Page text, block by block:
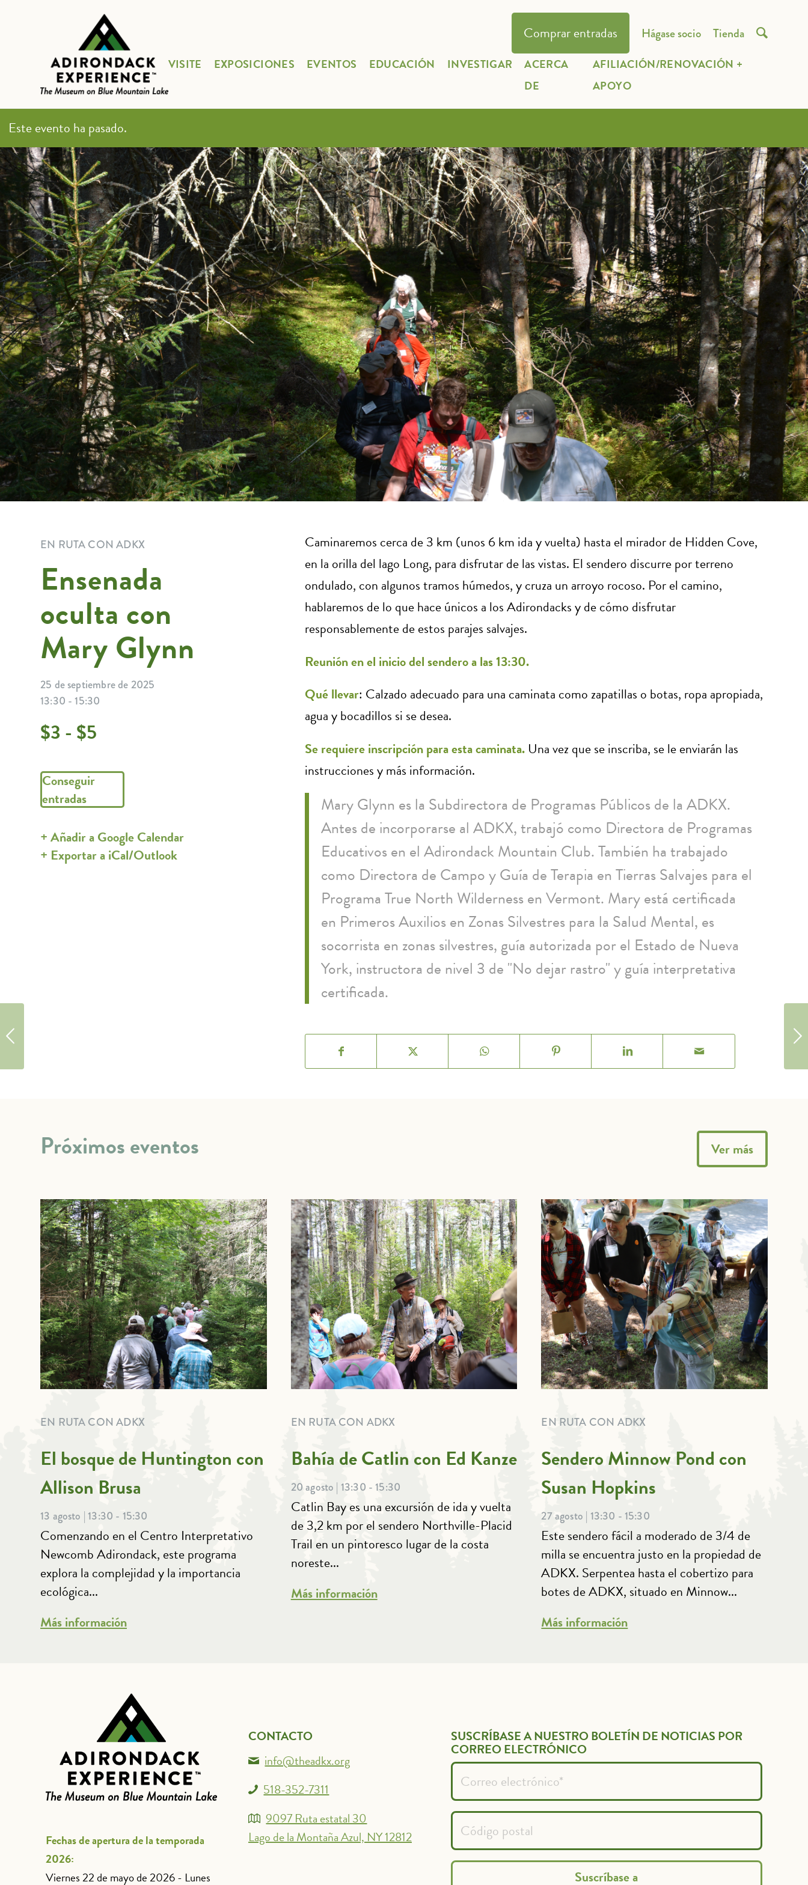
Comprar entradas Hágase socio Tienda 
VISITE EXPOSICIONES EVENTOS EDUCACIÓN INVESTIGAR
ACERCA
DE
AFILIACIÓN/RENOVACIÓN +
APOYO
Este evento ha pasado.
EN RUTA CON ADKX
Ensenada
oculta con
Mary Glynn
25 de septiembre de 2025
13:30 - 15:30
$3 - $5
Conseguir
entradas
+ Añadir a Google Calendar
+ Exportar a iCal/Outlook
Caminaremos cerca de 3 km (unos 6 km ida y vuelta) hasta el mirador de Hidden Cove,
en la orilla del lago Long, para disfrutar de las vistas. El sendero discurre por terreno
ondulado, con algunos tramos húmedos, y cruza un arroyo rocoso. Por el camino,
hablaremos de lo que hace únicos a los Adirondacks y de cómo disfrutar
responsablemente de estos parajes salvajes.
Reunión en el inicio del sendero a las 13:30.
Qué llevar: Calzado adecuado para una caminata como zapatillas o botas, ropa apropiada,
agua y bocadillos si se desea.
Se requiere inscripción para esta caminata. Una vez que se inscriba, se le enviarán las
instrucciones y más información.
Mary Glynn es la Subdirectora de Programas Públicos de la ADKX.
Antes de incorporarse al ADKX, trabajó como Directora de Programas
Educativos en el Adirondack Mountain Club. También ha trabajado
como Directora de Campo y Guía de Terapia en Tierras Salvajes para el
Programa True North Wilderness en Vermont. Mary está certificada
en Primeros Auxilios en Zonas Silvestres para la Salud Mental, es
socorrista en zonas silvestres, guía autorizada por el Estado de Nueva
York, instructora de nivel 3 de "No dejar rastro" y guía interpretativa
certificada.
EN RUTA CON ADKX
El bosque de Huntington con
Allison Brusa
13 agosto | 13:30 - 15:30
Comenzando en el Centro Interpretativo
Newcomb Adirondack, este programa
explora la complejidad y la importancia
ecológica...
Más información
EN RUTA CON ADKX
Bahía de Catlin con Ed Kanze
20 agosto | 13:30 - 15:30
Catlin Bay es una excursión de ida y vuelta
de 3,2 km por el sendero Northville-Placid
Trail en un pintoresco lugar de la costa
noreste...
Más información
EN RUTA CON ADKX
Sendero Minnow Pond con
Susan Hopkins
27 agosto | 13:30 - 15:30
Este sendero fácil a moderado de 3/4 de
milla se encuentra justo en la propiedad de
ADKX. Serpentea hasta el cobertizo para
botes de ADKX, situado en Minnow...
Más información
Próximos eventos Ver más
Fechas de apertura de la temporada
2026:
Viernes 22 de mayo de 2026 - Lunes
CONTACTO
info@theadkx.org
518-352-7311
9097 Ruta estatal 30
Lago de la Montaña Azul, NY 12812
SUSCRÍBASE A NUESTRO BOLETÍN DE NOTICIAS POR
CORREO ELECTRÓNICO